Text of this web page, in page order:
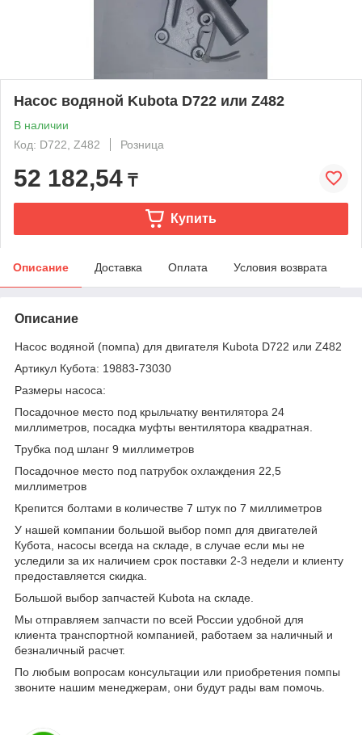
Насос водяной Kubota D722 или Z482
В наличии
Код: D722, Z482
Розница
52 182,54 ₸
Купить
Описание Доставка Оплата Условия возврата
Описание
Насос водяной (помпа) для двигателя Kubota D722 или Z482
Артикул Кубота: 19883-73030
Размеры насоса:
Посадочное место под крыльчатку вентилятора 24
миллиметров, посадка муфты вентилятора квадратная.
Трубка под шланг 9 миллиметров
Посадочное место под патрубок охлаждения 22,5
миллиметров
Крепится болтами в количестве 7 штук по 7 миллиметров
У нашей компании большой выбор помп для двигателей
Кубота, насосы всегда на складе, в случае если мы не
уследили за их наличием срок поставки 2-3 недели и клиенту
предоставляется скидка.
Большой выбор запчастей Kubota на складе.
Мы отправляем запчасти по всей России удобной для
клиента транспортной компанией, работаем за наличный и
безналичный расчет.
По любым вопросам консультации или приобретения помпы
звоните нашим менеджерам, они будут рады вам помочь.